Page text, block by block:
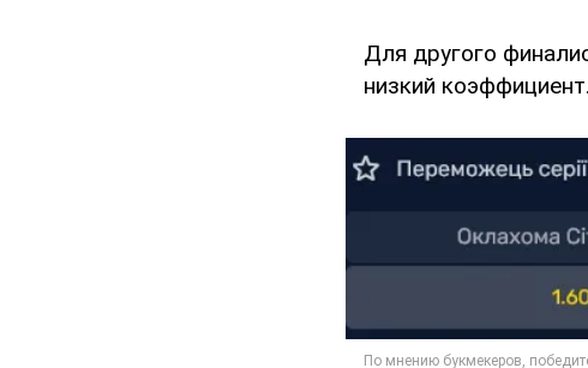
Для другого
низкий